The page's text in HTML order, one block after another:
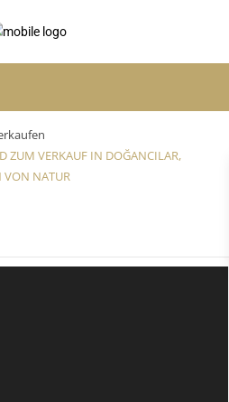
ZUM VERKAUF IN DOĞANCILAR,
VON NATUR